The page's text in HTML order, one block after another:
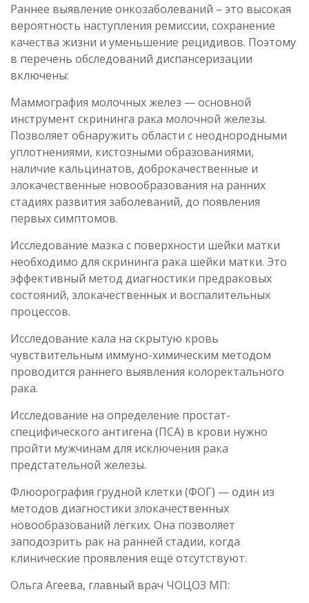
Раннее выявление онкозаболеваний – это высокая
вероятность наступления ремиссии, сохранение
качества жизни и уменьшение рецидивов. Поэтому
в перечень обследований диспансеризации
включены:
Маммография молочных желез — основной
инструмент скрининга рака молочной железы.
Позволяет обнаружить области с неоднородными
уплотнениями, кистозными образованиями,
наличие кальцинатов, доброкачественные и
злокачественные новообразования на ранних
стадиях развития заболеваний, до появления
первых симптомов.
Исследование мазка с поверхности шейки матки
необходимо для скрининга рака шейки матки. Это
эффективный метод диагностики предраковых
состояний, злокачественных и воспалительных
процессов.
Исследование кала на скрытую кровь
чувствительным иммуно-химическим методом
проводится раннего выявления колоректального
рака.
Исследование на определение простат-
специфического антигена (ПСА) в крови нужно
пройти мужчинам для исключения рака
предстательной железы.
Флюорография грудной клетки (ФОГ) — один из
методов диагностики злокачественных
новообразований лёгких. Она позволяет
заподозрить рак на ранней стадии, когда
клинические проявления ещё отсутствуют.
Ольга Агеева, главный врач ЧОЦОЗ МП: